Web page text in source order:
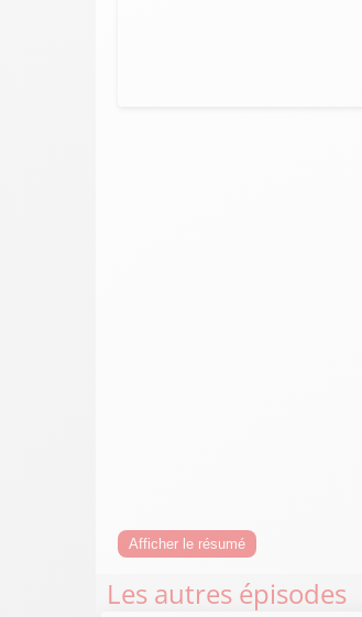
Afficher le résumé
Les autres épisodes